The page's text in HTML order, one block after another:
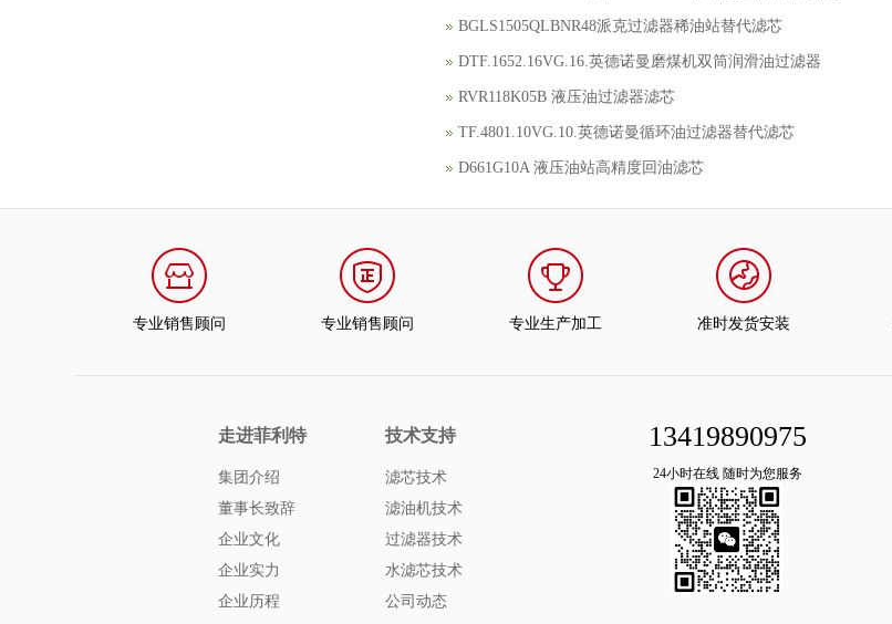
BGLS1505QLBNR48派克过滤器稀油站替代滤芯
DTF.1652.16VG.16.英德诺曼磨煤机双筒润滑油过滤器
RVR118K05B 液压油过滤器滤芯
TF.4801.10VG.10.英德诺曼循环油过滤器替代滤芯
D661G10A 液压油站高精度回油滤芯
专业销售顾问 专业销售顾问 专业生产加工 准时发货安装
走进菲利特
集团介绍
董事长致辞
企业文化
企业实力
企业历程
技术支持
滤芯技术
滤油机技术
过滤器技术
水滤芯技术
公司动态
13419890975
24小时在线 随时为您服务